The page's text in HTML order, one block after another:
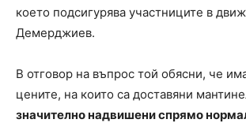
което подсигурява участниците в
Демерджиев.
В отговор на въпрос той обясни, че
цените, на които са доставяни
значително надвишени спрямо